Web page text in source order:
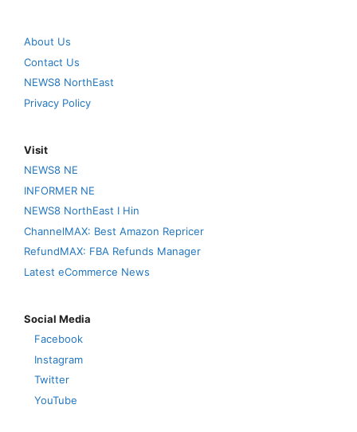
About Us
Contact Us
NEWS8 NorthEast
Privacy Policy
Visit
NEWS8 NE
INFORMER NE
NEWS8 NorthEast I Hin
ChannelMAX: Best Amazon Repricer
RefundMAX: FBA Refunds Manager
Latest eCommerce News
Social Media
Facebook
Instagram
Twitter
YouTube